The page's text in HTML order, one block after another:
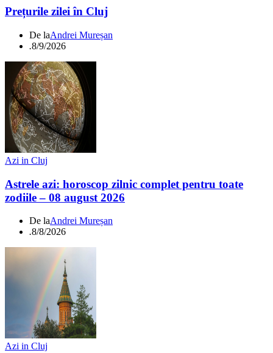
Prețurile zilei în Cluj
De laAndrei Mureșan
.8/9/2026
Azi in Cluj
Astrele azi: horoscop zilnic complet pentru toate
zodiile – 08 august 2026
De laAndrei Mureșan
.8/8/2026
Azi in Cluj